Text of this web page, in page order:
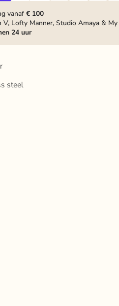
vanaf € 100
V, Lofty Manner, Studio Amaya &
24 uur
steel